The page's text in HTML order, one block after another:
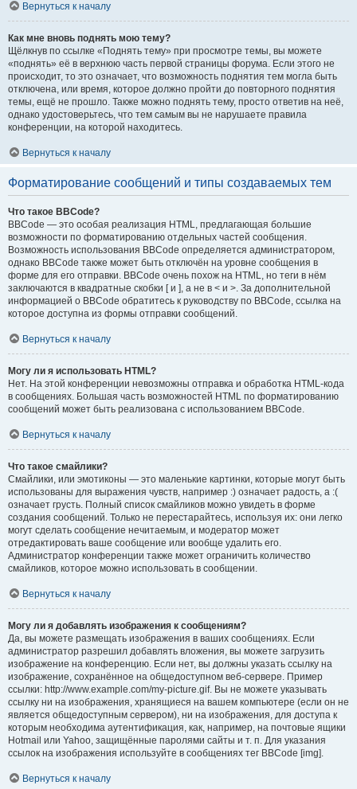
Вернуться к началу
Как мне вновь поднять мою тему?
Щёлкнув по ссылке «Поднять тему» при просмотре темы, вы можете
«поднять» её в верхнюю часть первой страницы форума. Если этого не
происходит, то это означает, что возможность поднятия тем могла быть
отключена, или время, которое должно пройти до повторного поднятия
темы, ещё не прошло. Также можно поднять тему, просто ответив на неё,
однако удостоверьтесь, что тем самым вы не нарушаете правила
конференции, на которой находитесь.
Вернуться к началу
Форматирование сообщений и типы создаваемых тем
Что такое BBCode?
BBCode — это особая реализация HTML, предлагающая большие
возможности по форматированию отдельных частей сообщения.
Возможность использования BBCode определяется администратором,
однако BBCode также может быть отключён на уровне сообщения в
форме для его отправки. BBCode очень похож на HTML, но теги в нём
заключаются в квадратные скобки [ и ], а не в < и >. За дополнительной
информацией о BBCode обратитесь к руководству по BBCode, ссылка на
которое доступна из формы отправки сообщений.
Вернуться к началу
Могу ли я использовать HTML?
Нет. На этой конференции невозможны отправка и обработка HTML-кода
в сообщениях. Большая часть возможностей HTML по форматированию
сообщений может быть реализована с использованием BBCode.
Вернуться к началу
Что такое смайлики?
Смайлики, или эмотиконы — это маленькие картинки, которые могут быть
использованы для выражения чувств, например :) означает радость, а :(
означает грусть. Полный список смайликов можно увидеть в форме
создания сообщений. Только не перестарайтесь, используя их: они легко
могут сделать сообщение нечитаемым, и модератор может
отредактировать ваше сообщение или вообще удалить его.
Администратор конференции также может ограничить количество
смайликов, которое можно использовать в сообщении.
Вернуться к началу
Могу ли я добавлять изображения к сообщениям?
Да, вы можете размещать изображения в ваших сообщениях. Если
администратор разрешил добавлять вложения, вы можете загрузить
изображение на конференцию. Если нет, вы должны указать ссылку на
изображение, сохранённое на общедоступном веб-сервере. Пример
ссылки: http://www.example.com/my-picture.gif. Вы не можете указывать
ссылку ни на изображения, хранящиеся на вашем компьютере (если он не
является общедоступным сервером), ни на изображения, для доступа к
которым необходима аутентификация, как, например, на почтовые ящики
Hotmail или Yahoo, защищённые паролями сайты и т. п. Для указания
ссылок на изображения используйте в сообщениях тег BBCode [img].
Вернуться к началу